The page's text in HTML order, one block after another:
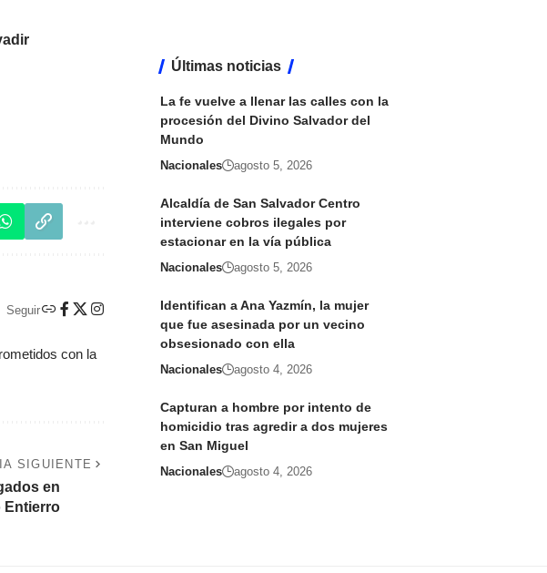
Seguir
con la
SIGUIENTE
en
Entierro
Últimas noticias
La fe vuelve a llenar las calles con la
procesión del Divino Salvador del
Mundo
Nacionales agosto 5, 2026
Alcaldía de San Salvador Centro
interviene cobros ilegales por
estacionar en la vía pública
Nacionales agosto 5, 2026
Identifican a Ana Yazmín, la mujer
que fue asesinada por un vecino
obsesionado con ella
Nacionales agosto 4, 2026
Capturan a hombre por intento de
homicidio tras agredir a dos mujeres
en San Miguel
Nacionales agosto 4, 2026